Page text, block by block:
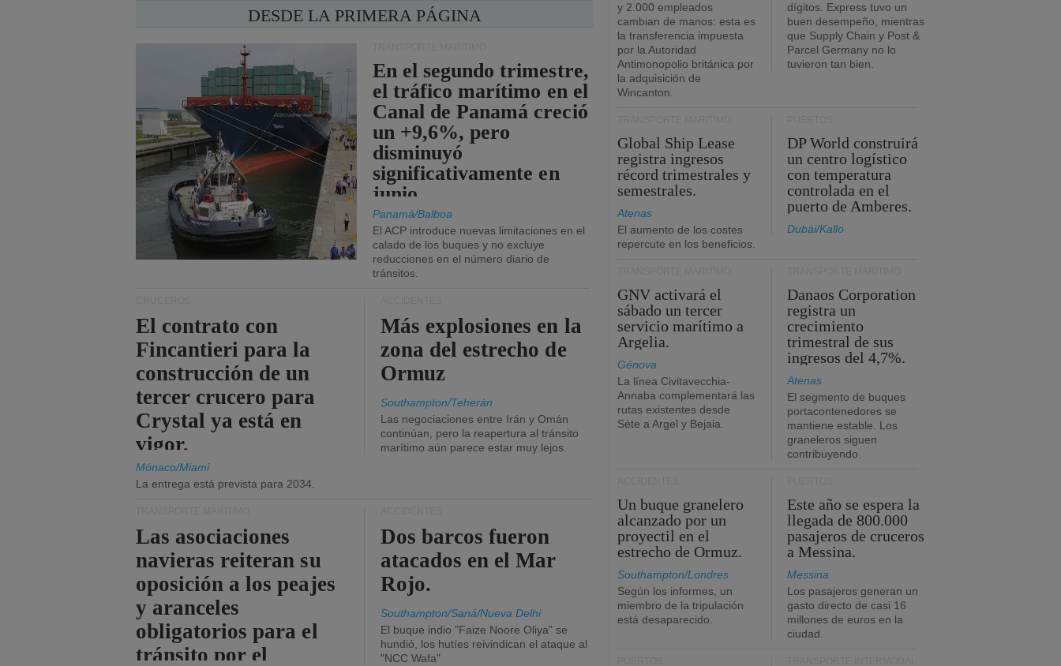
DESDE LA PRIMERA PÁGINA
En el segundo trimestre,
el tráfico marítimo en el
Canal de Panamá creció
un +9,6%, pero
disminuyó
significativamente en
junio.
Panamá/Balboa
El ACP introduce nuevas limitaciones en el
calado de los buques y no excluye
reducciones en el número diario de
tránsitos.
El contrato con
Fincantieri para la
construcción de un
tercer crucero para
Crystal ya está en
vigor.
Mónaco/Miami
La entrega está prevista para 2034.
Más explosiones en la
zona del estrecho de
Ormuz
Southampton/Teherán
Las negociaciones entre Irán y Omán
continúan, pero la reapertura al tránsito
marítimo aún parece estar muy lejos.
Las asociaciones
navieras reiteran su
oposición a los peajes
y aranceles
obligatorios para el
tránsito por el
Dos barcos fueron
atacados en el Mar
Rojo.
Southampton/Saná/Nueva Delhi
El buque indio "Faize Noore Oliya" se
hundió, los hutíes reivindican el ataque al
"NCC Wafa"
y 2.000 empleados
cambian de manos: esta es
la transferencia impuesta
por la Autoridad
Antimonopolio británica por
la adquisición de
Wincanton.
dígitos. Express tuvo un
buen desempeño, mientras
que Supply Chain y Post &
Parcel Germany no lo
tuvieron tan bien.
Global Ship Lease
registra ingresos
récord trimestrales y
semestrales.
Atenas
El aumento de los costes
repercute en los beneficios.
DP World construirá
un centro logístico
con temperatura
controlada en el
puerto de Amberes.
Dubái/Kallo
GNV activará el
sábado un tercer
servicio marítimo a
Argelia.
Génova
La línea Civitavecchia-
Annaba complementará las
rutas existentes desde
Sète a Argel y Bejaia.
Danaos Corporation
registra un
crecimiento
trimestral de sus
ingresos del 4,7%.
Atenas
El segmento de buques
portacontenedores se
mantiene estable. Los
graneleros siguen
contribuyendo.
Un buque granelero
alcanzado por un
proyectil en el
estrecho de Ormuz.
Southampton/Londres
Según los informes, un
miembro de la tripulación
está desaparecido.
Este año se espera la
llegada de 800.000
pasajeros de cruceros
a Messina.
Messina
Los pasajeros generan un
gasto directo de casi 16
millones de euros en la
ciudad.